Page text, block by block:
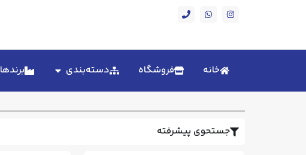
خانه فروشگاه دسته‌بندی برندها
جستحوی پیشرفته